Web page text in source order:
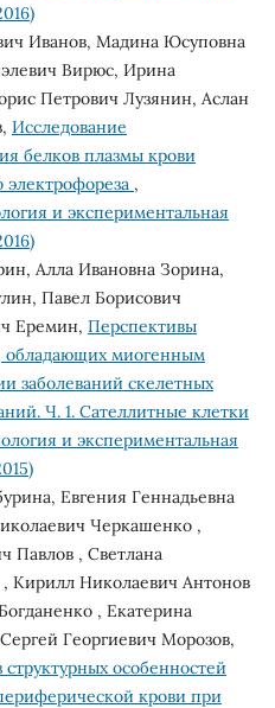
Иванов, Мадина Юсуповна
Вирюс, Ирина
Петрович Лузянин, Аслан
Исследование
белков плазмы крови
,
и экспериментальная
Алла Ивановна Зорина,
Павел Борисович
Еремин, Перспективы
обладающих миогенным
заболеваний скелетных
Ч. 1. Сателлитные клетки
и экспериментальная
Евгения Геннадьевна
Черкашенко ,
Павлов , Светлана
, Кирилл Николаевич Антонов
, Екатерина
Георгиевич Морозов,
особенностей
крови при